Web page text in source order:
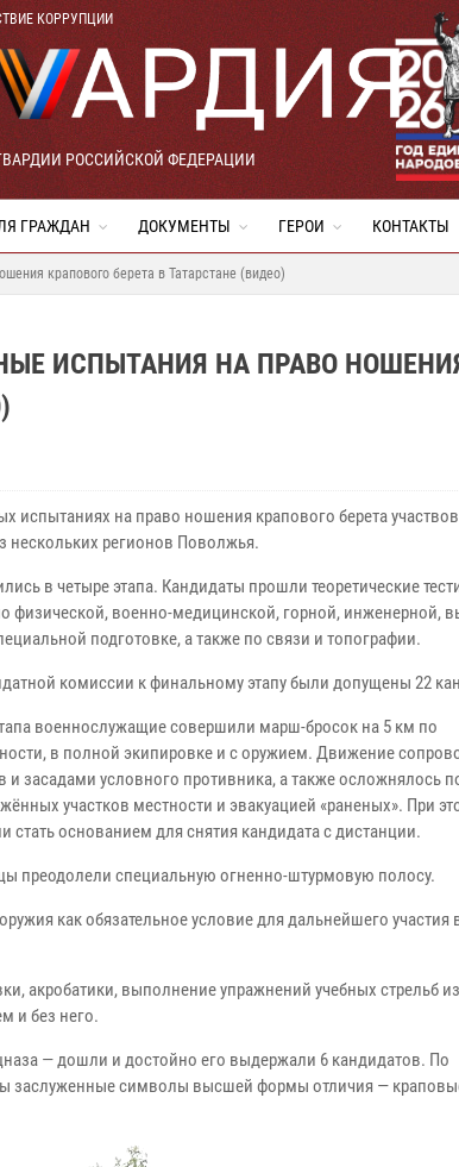
КОРРУПЦИИ
РОССИЙСКОЙ ФЕДЕРАЦИИ
ГРАЖДАН ДОКУМЕНТЫ ГЕРОИ КОНТАКТЫ
крапового берета в Татарстане (видео)
ИСПЫТАНИЯ НА ПРАВО
испытаниях на право ношения крапового берета
нескольких регионов Поволжья.
в четыре этапа. Кандидаты прошли теоретические
физической, военно-медицинской, горной, инженерной,
подготовке, а также по связи и топографии.
комиссии к финальному этапу были допущены 22
военнослужащие совершили марш-бросок на 5 км по
в полной экипировке и с оружием. Движение
и засадами условного противника, а также осложнялось
участков местности и эвакуацией «раненых». При
основанием для снятия кандидата с дистанции.
преодолели специальную огненно-штурмовую полосу.
как обязательное условие для дальнейшего участия
акробатики, выполнение упражнений учебных стрельб
и без него.
— дошли и достойно его выдержали 6 кандидатов. По
заслуженные символы высшей формы отличия —